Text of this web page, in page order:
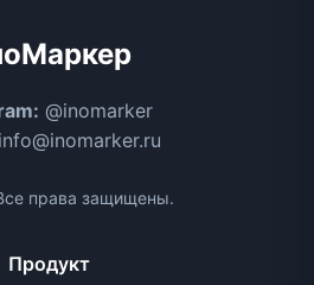
@inomarker
info@inomarker.ru
права защищены.
Продукт